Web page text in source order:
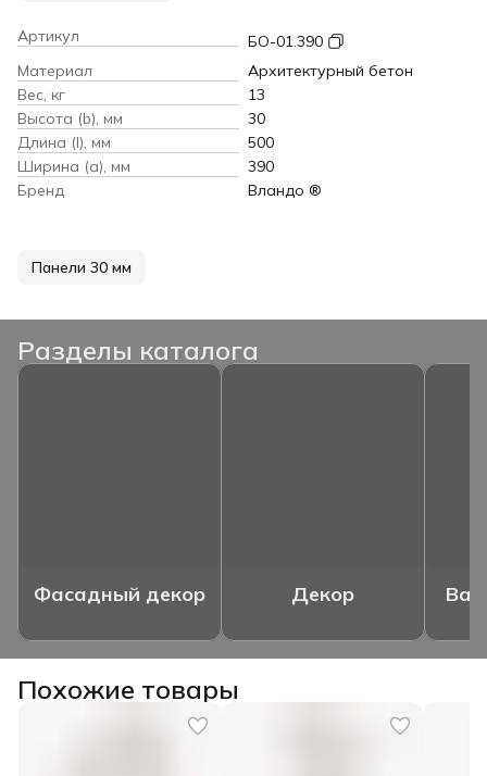
Артикул
БО-01.390
Материал
Архитектурный бетон
Вес, кг
13
Высота (b), мм
30
Длина (l), мм
500
Ширина (a), мм
390
Бренд
Вландо ®
Панели 30 мм
Разделы каталога
Фасадный декор Декор
Похожие товары